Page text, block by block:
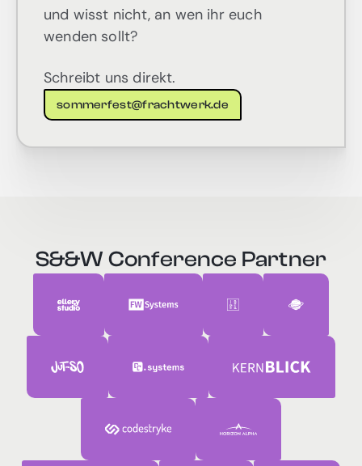
und wisst nicht, an wen ihr euch
wenden sollt?
Schreibt uns direkt.
sommerfest@frachtwerk.de
S&&W Conference Partner